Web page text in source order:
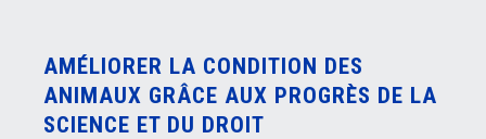
AMÉLIORER LA CONDITION DES
ANIMAUX GRÂCE AUX PROGRÈS DE LA
SCIENCE ET DU DROIT